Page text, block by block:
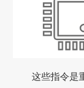
这些指令是